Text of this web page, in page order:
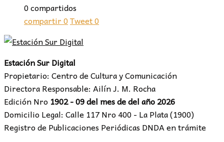
0 compartidos
compartir0Tweet0
Estación Sur Digital
Propietario: Centro de Cultura y Comunicación
Directora Responsable: Ailín J. M. Rocha
Edición Nro 1902 - 09 del mes de del año 2026
Domicilio Legal: Calle 117 Nro 400 - La Plata (1900)
Registro de Publicaciones Periódicas DNDA en trámite